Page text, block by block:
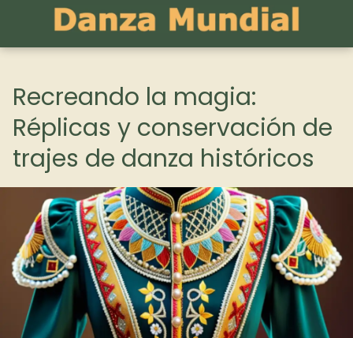
Recreando la magia:
Réplicas y conservación de
trajes de danza históricos